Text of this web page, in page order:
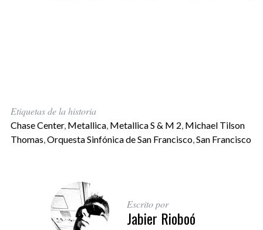
Etiquetas de la historia
Chase Center, Metallica, Metallica S & M 2 Michael Tilson
Thomas Orquesta Sinfónica de San Francisco, San Francisco
Escrito por
Jabier Rioboó